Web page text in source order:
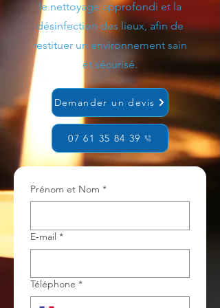
le nettoyage approfondi et la
désinfection des lieux, afin de
restituer un environnement sain
et sécurisé.
Demander un devis
07 61 35 84 39
Prénom et Nom *
E‑mail *
Téléphone *